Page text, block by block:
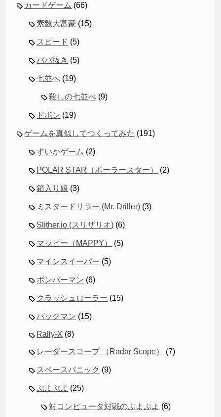
カードゲーム (66)
素数大富豪 (15)
スピード (5)
ババ抜き (5)
七並べ (19)
殺しの七並べ (9)
ドボン (19)
ゲームを真似してつくってみた (191)
すいかゲーム (2)
POLAR STAR（ポーラースター） (2)
箱入り娘 (3)
ミスタードリラー (Mr. Driller) (3)
Slither.io (スリザリオ) (6)
マッピー（MAPPY） (5)
マインスイーパー (5)
ボンバーマン (6)
クラッシュローラー (15)
パックマン (15)
Rally-X (8)
レーダースコープ （Radar Scope） (7)
スペースパニック (9)
ぷよぷよ (25)
対コンピュータ対戦のぷよぷよ (6)